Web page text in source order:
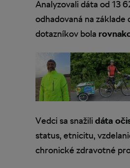
Analyzovali dáta od 13
odhadovaná na
dotazníkov bola
Vedci sa snažili dáta
status, etnicitu,
chronické zdravotné